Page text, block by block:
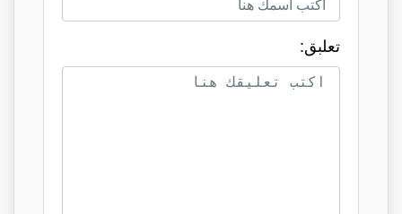
تعلبق: